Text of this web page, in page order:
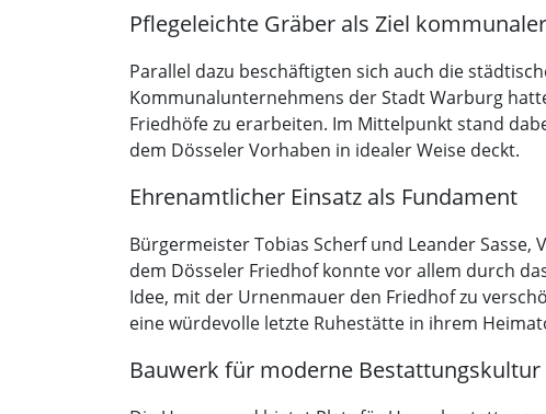
Pflegeleichte Gräber als Ziel
Parallel dazu beschäftigten sich auch die
Kommunalunternehmens der Stadt Warburg
Friedhöfe zu erarbeiten. Im Mittelpunkt stand
dem Dösseler Vorhaben in idealer Weise deckt.
Ehrenamtlicher Einsatz als Fundament
Bürgermeister Tobias Scherf und Leander
dem Dösseler Friedhof konnte vor allem durch
Idee, mit der Urnenmauer den Friedhof zu
eine würdevolle letzte Ruhestätte in ihrem
Bauwerk für moderne Bestattungskultur